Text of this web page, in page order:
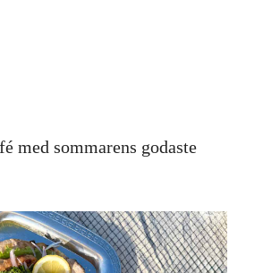
med sommarens godaste